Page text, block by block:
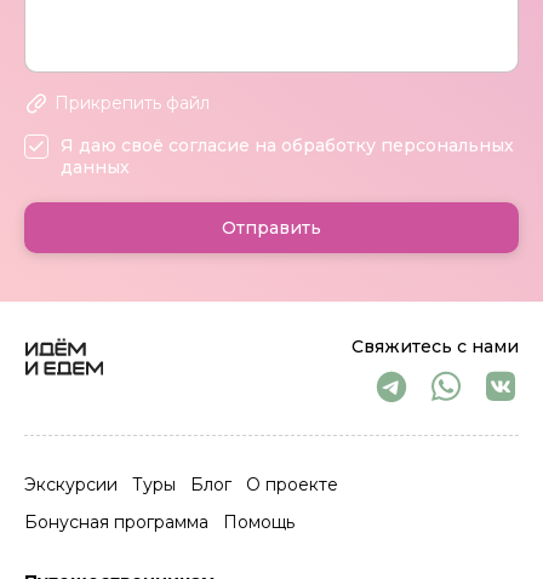
Свяжитесь с нами
Экскурсии Туры Блог
О проекте
Бонусная программа
Помощь
Прикрепить файл
Я даю своё согласие на обработку персональных
данных
Отправить